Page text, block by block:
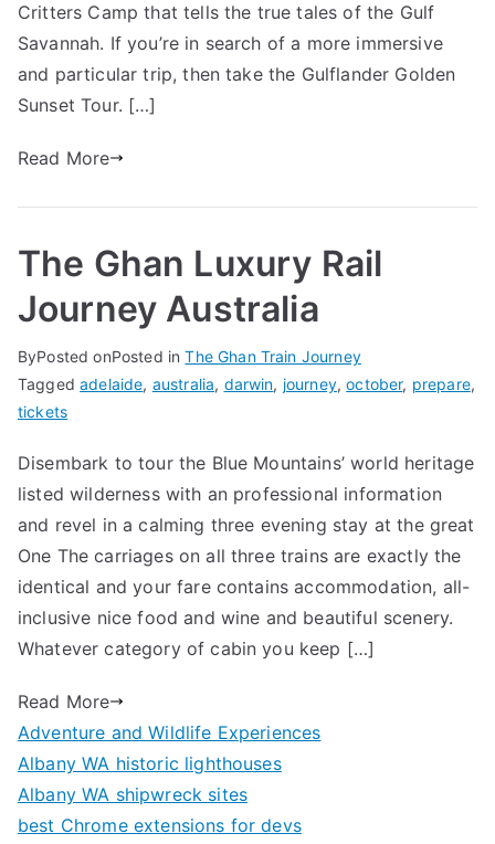
Critters Camp that tells the true tales of the Gulf
Savannah. If you’re in search of a more immersive
and particular trip, then take the Gulflander Golden
Sunset Tour. […]
Read More
The Ghan Luxury Rail
Journey Australia
ByPosted onPosted inThe Ghan Train Journey
Taggedadelaide, australia, darwin, journey,october, prepare,
tickets
Disembark to tour the Blue Mountains’ world heritage
listed wilderness with an professional information
and revel in a calming three evening stay at the great
One The carriages on all three trains are exactly the
identical and your fare contains accommodation, all-
inclusive nice food and wine and beautiful scenery.
Whatever category of cabin you keep […]
Read More
Adventure and Wildlife Experiences
Albany WA historic lighthouses
Albany WA shipwreck sites
best Chrome extensions for devs